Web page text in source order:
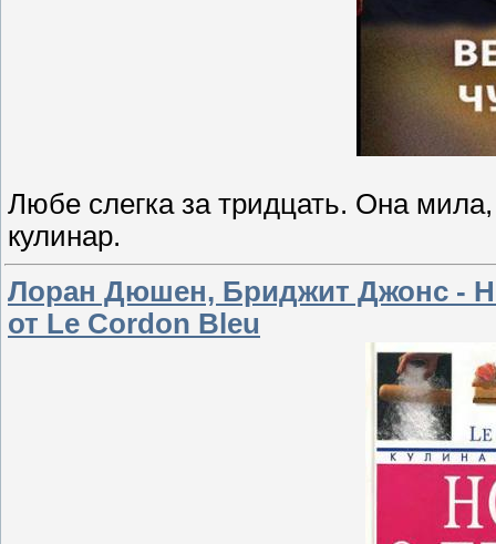
Любе слегка за тридцать. Она
кулинар.
Лоран Дюшен, Бриджит Джонс -
от Le Cordon Bleu